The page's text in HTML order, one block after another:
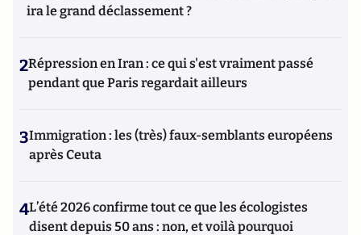
ira le grand déclassement ?
2Répression en Iran : ce qui s'est vraiment passé
pendant que Paris regardait ailleurs
3Immigration : les (très) faux-semblants européens
après Ceuta
4L’été 2026 confirme tout ce que les écologistes
disent depuis 50 ans : non, et voilà pourquoi